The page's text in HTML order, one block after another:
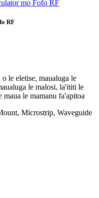
RF
le eletise, maualuga le
le malosi, la'ititi le
maua le mamanu fa'apitoa
Microstrip, Waveguide